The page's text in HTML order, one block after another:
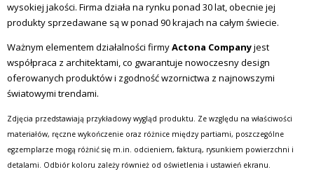
wysokiej jakości. Firma działa na rynku ponad 30 lat, obecnie jej
produkty sprzedawane są w ponad 90 krajach na całym świecie.
Ważnym elementem działalności firmyActona Companyjest
współpraca z architektami, co gwarantuje nowoczesny design
oferowanych produktów i zgodność wzornictwa z najnowszymi
światowymi trendami.
Zdjęcia przedstawiają przykładowy wygląd produktu. Ze względu na właściwości
materiałów, ręczne wykończenie oraz różnice między partiami, poszczególne
egzemplarze mogą różnić się m.in. odcieniem, fakturą, rysunkiem powierzchni i
detalami. Odbiór koloru zależy również od oświetlenia i ustawień ekranu.